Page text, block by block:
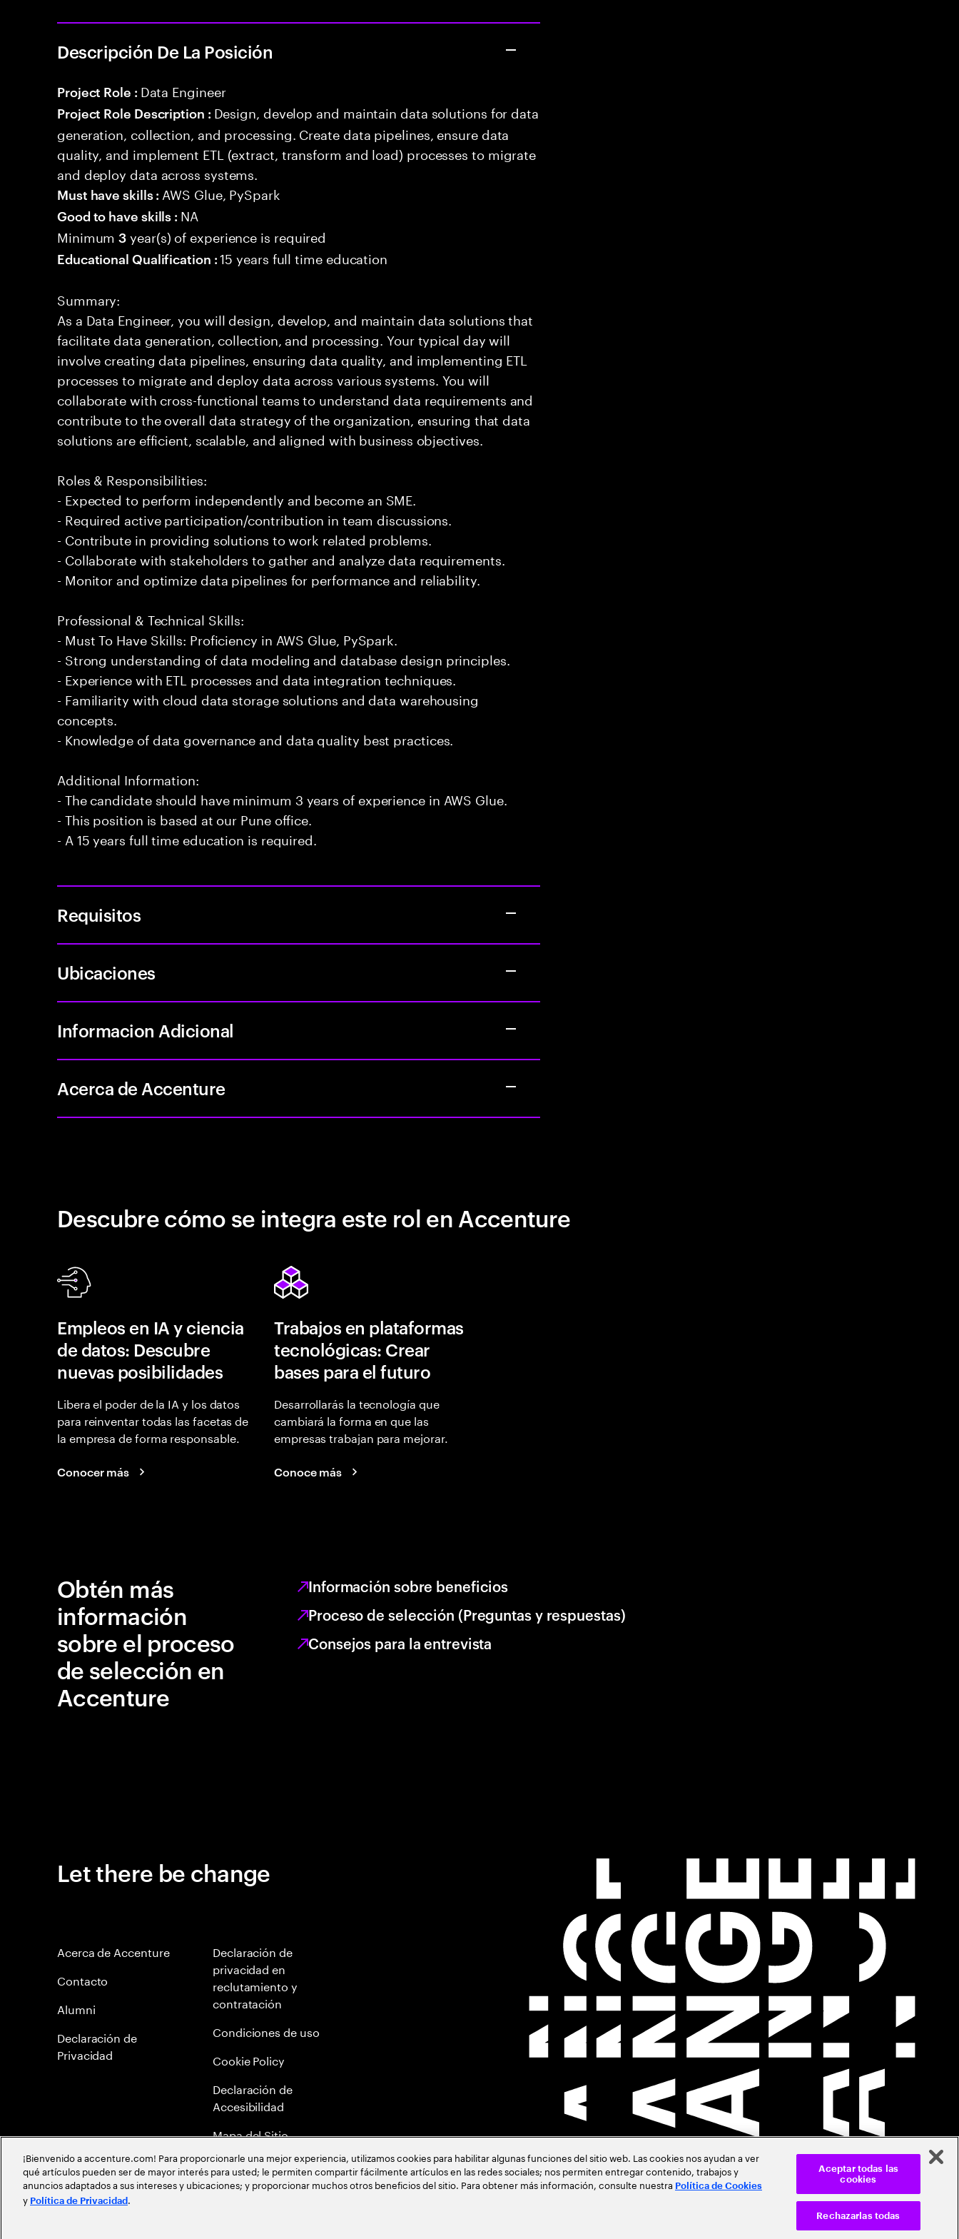
Descripción De La Posición
Project Role : Data Engineer
Project Role Description : Design, develop and maintain data solutions for data
generation, collection, and processing. Create data pipelines, ensure data
quality, and implement ETL (extract, transform and load) processes to migrate
and deploy data across systems.
Must have skills : AWS Glue, PySpark
Good to have skills : NA
Minimum3 year(s) of experience is required
Educational Qualification :15 years full time education
Summary:
As a Data Engineer, you will design, develop, and maintain data solutions that
facilitate data generation, collection, and processing. Your typical day will
involve creating data pipelines, ensuring data quality, and implementing ETL
processes to migrate and deploy data across various systems. You will
collaborate with cross-functional teams to understand data requirements and
contribute to the overall data strategy of the organization, ensuring that data
solutions are efficient, scalable, and aligned with business objectives.
Roles & Responsibilities:
- Expected to perform independently and become an SME.
- Required active participation/contribution in team discussions.
- Contribute in providing solutions to work related problems.
- Collaborate with stakeholders to gather and analyze data requirements.
- Monitor and optimize data pipelines for performance and reliability.
Professional & Technical Skills:
- Must To Have Skills: Proficiency in AWS Glue, PySpark.
- Strong understanding of data modeling and database design principles.
- Experience with ETL processes and data integration techniques.
- Familiarity with cloud data storage solutions and data warehousing
concepts.
- Knowledge of data governance and data quality best practices.
Additional Information:
- The candidate should have minimum 3 years of experience in AWS Glue.
- This position is based at our Pune office.
- A 15 years full time education is required.
Requisitos
Ubicaciones
Informacion Adicional
Acerca de Accenture
Descubre cómo se integra este rol en Accenture
Empleos en IA y ciencia
de datos: Descubre
nuevas posibilidades
Libera el poder de la IA y los datos
para reinventar todas las facetas de
la empresa de forma responsable.
Conocer más
Trabajos en plataformas
tecnológicas: Crear
bases para el futuro
Desarrollarás la tecnología que
cambiará la forma en que las
empresas trabajan para mejorar.
Conoce más
Obtén más
información
sobre el proceso
de selección en
Accenture
Información sobre beneficios
Proceso de selección (Preguntas y respuestas)
Consejos para la entrevista
Let there be change
Acerca de Accenture
Contacto
Alumni
Declaración de
Privacidad
Declaración de
privacidad en
reclutamiento y
contratación
Condiciones de uso
Cookie Policy
Declaración de
Accesibilidad
Mapa del Sitio
Política Anticorrupción
Política de meritocracia
¡Bienvenido a accenture.com! Para proporcionarle una mejor experiencia, utilizamos cookies para habilitar algunas funciones del sitio web. Las cookies nos ayudan a ver
qué artículos pueden ser de mayor interés para usted; le permiten compartir fácilmente artículos en las redes sociales; nos permiten entregar contenido, trabajos y
anuncios adaptados a sus intereses y ubicaciones; y proporcionar muchos otros beneficios del sitio. Para obtener más información, consulte nuestra Política de Cookies
y Política de Privacidad .
Rechazarlas todas
Aceptar todas las
cookies